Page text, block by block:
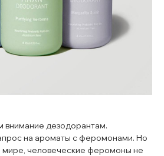
внимание дезодорантам.
на ароматы с феромонами. Но
мире, человеческие феромоны не